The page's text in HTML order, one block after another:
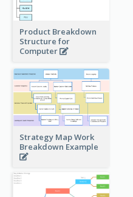
Product Breakdown
Structure for
Computer
Strategy Map Work
Breakdown Example